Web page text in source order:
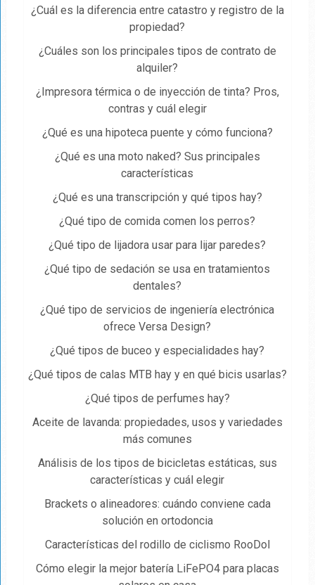
¿Cuál es la diferencia entre catastro y registro de la
propiedad​?
¿Cuáles son los principales tipos de contrato de
alquiler?
¿Impresora térmica o de inyección de tinta? Pros,
contras y cuál elegir
¿Qué es una hipoteca puente y cómo funciona?
¿Qué es una moto naked? Sus principales
características
¿Qué es una transcripción y qué tipos hay?
¿Qué tipo de comida comen los perros?
¿Qué tipo de lijadora usar para lijar paredes?
¿Qué tipo de sedación se usa en tratamientos
dentales?
¿Qué tipo de servicios de ingeniería electrónica
ofrece Versa Design?
¿Qué tipos de buceo y especialidades hay?
¿Qué tipos de calas MTB hay y en qué bicis usarlas?
¿Qué tipos de perfumes hay?
Aceite de lavanda: propiedades, usos y variedades
más comunes
Análisis de los tipos de bicicletas estáticas, sus
características y cuál elegir
Brackets o alineadores: cuándo conviene cada
solución en ortodoncia
Características del rodillo de ciclismo RooDol
Cómo elegir la mejor batería LiFePO4 para placas